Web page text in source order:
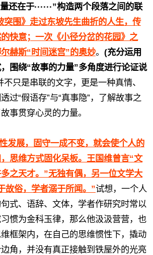
还在于······”构造两个段落之间的联
突围》走过东坡先生曲折的人生，传
快意；一次《小径分岔的花园》之
赫斯“时间迷宫”的奥妙。 (充分运用
围绕“故事的力量”多角度进行论证说
只是串联的文字，更是一种真情、
过“假语存”与“真事隐”，了解故事之
事贯穿心灵的力量。
发展，固守一成不变，就会使个人的
思维方式固化呆板。王国维曾言“文
之天才。”无独有偶，另一位文学大
故俗，学者溺于所闻。”试想，一个人
式、语辞、文体，学者作研究时常以
惯为金科玉律，那么他汲汲营营，也
框架内，在自己的思维惯性下，撬动
角，并没有真正接触到铁屋外的光亮